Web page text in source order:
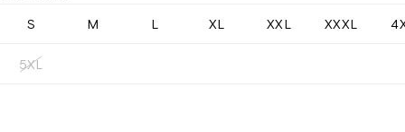
S M L XL XXL XXXL
5XL